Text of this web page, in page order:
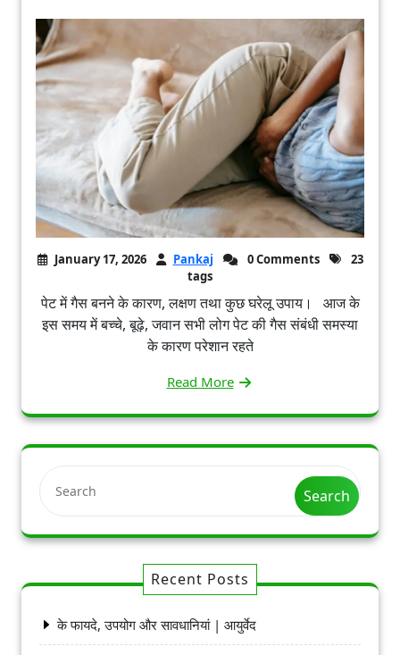
January 17, 2026 Pankaj 0 Comments
23
tags
पेट में गैस बनने के कारण, लक्षण तथा कुछ घरेलू उपाय। आज के
इस समय में बच्चे, बूढ़े, जवान सभी लोग पेट की गैस संबंधी समस्या
के कारण परेशान रहते
Read More
Search
Recent Posts
के फायदे, उपयोग और सावधानियां | आयुर्वेद